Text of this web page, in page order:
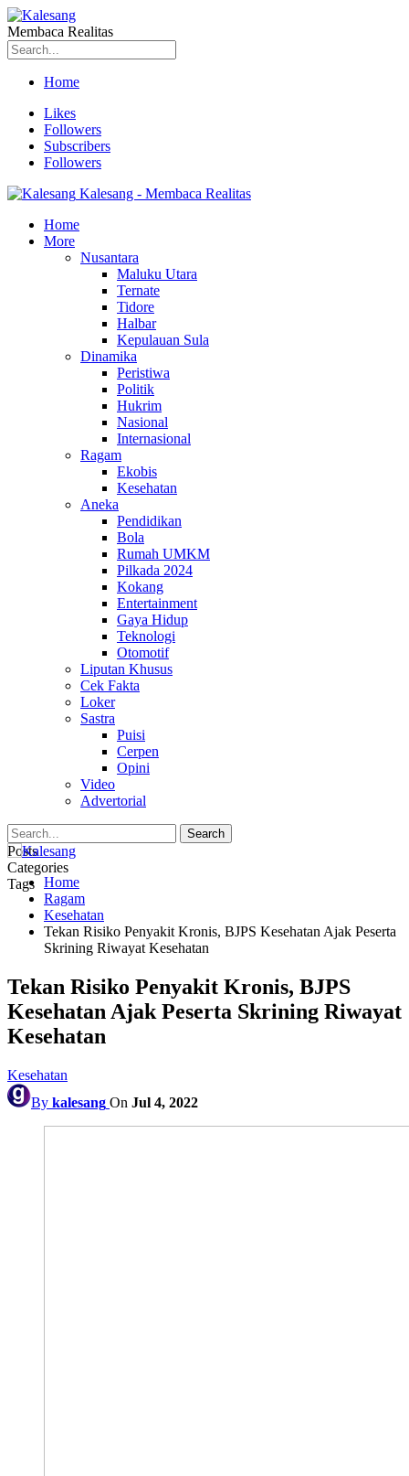
Membaca Realitas
Home
Likes
Followers
Subscribers
Followers
Kalesang - Membaca Realitas
Home
More
Nusantara
Maluku Utara
Ternate
Tidore
Halbar
Kepulauan Sula
Dinamika
Peristiwa
Politik
Hukrim
Nasional
Internasional
Ragam
Ekobis
Kesehatan
Aneka
Pendidikan
Bola
Rumah UMKM
Pilkada 2024
Kokang
Entertainment
Gaya Hidup
Teknologi
Otomotif
Liputan Khusus
Cek Fakta
Loker
Sastra
Puisi
Cerpen
Opini
Video
Advertorial
Posts
Categories
Tags Home
Ragam
Kesehatan
Tekan Risiko Penyakit Kronis, BJPS Kesehatan Ajak Peserta
Skrining Riwayat Kesehatan
Tekan Risiko Penyakit Kronis, BJPS
Kesehatan Ajak Peserta Skrining Riwayat
Kesehatan
Kesehatan
By kalesang On Jul 4, 2022